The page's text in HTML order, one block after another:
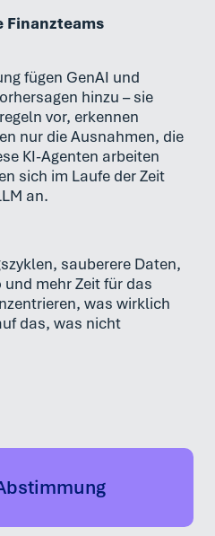
Finanzteams
fügen GenAI und
hinzu – sie
vor, erkennen
nur die Ausnahmen, die
KI-Agenten arbeiten
sich im Laufe der Zeit
an.
sauberere Daten,
mehr Zeit für das
was wirklich
das, was nicht